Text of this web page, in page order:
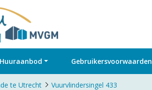
Huuraanbod Gebruikersvoorwaarden
te Utrecht Vuurvlindersingel 433